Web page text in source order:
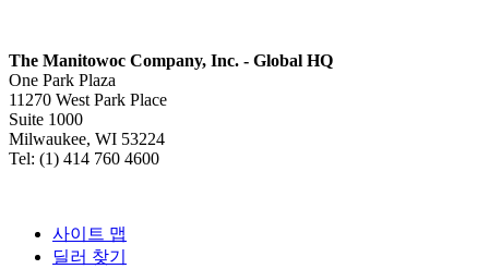
The Manitowoc Company, Inc. - Global HQ
One Park Plaza
11270 West Park Place
Suite 1000
Milwaukee, WI 53224
Tel: (1) 414 760 4600
사이트 맵
딜러 찾기